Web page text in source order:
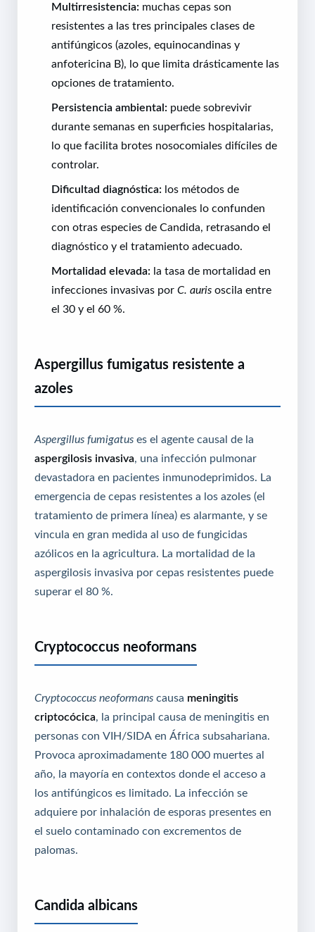
Multirresistencia: muchas cepas son
resistentes a las tres principales clases de
antifúngicos (azoles, equinocandinas y
anfotericina B), lo que limita drásticamente las
opciones de tratamiento.
Persistencia ambiental: puede sobrevivir
durante semanas en superficies hospitalarias,
lo que facilita brotes nosocomiales difíciles de
controlar.
Dificultad diagnóstica: los métodos de
identificación convencionales lo confunden
con otras especies de Candida, retrasando el
diagnóstico y el tratamiento adecuado.
Mortalidad elevada: la tasa de mortalidad en
infecciones invasivas por C. auris oscila entre
el 30 y el 60 %.
Aspergillus fumigatus resistente a
azoles
Aspergillus fumigatus es el agente causal de la
aspergilosis invasiva, una infección pulmonar
devastadora en pacientes inmunodeprimidos. La
emergencia de cepas resistentes a los azoles (el
tratamiento de primera línea) es alarmante, y se
vincula en gran medida al uso de fungicidas
azólicos en la agricultura. La mortalidad de la
aspergilosis invasiva por cepas resistentes puede
superar el 80 %.
Cryptococcus neoformans
Cryptococcus neoformans causa meningitis
criptocócica, la principal causa de meningitis en
personas con VIH/SIDA en África subsahariana.
Provoca aproximadamente 180 000 muertes al
año, la mayoría en contextos donde el acceso a
los antifúngicos es limitado. La infección se
adquiere por inhalación de esporas presentes en
el suelo contaminado con excrementos de
palomas.
Candida albicans